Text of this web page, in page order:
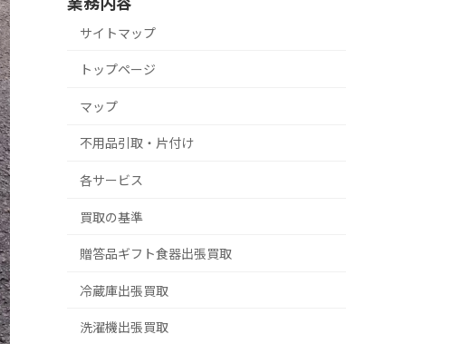
サイトマップ
トップページ
マップ
不用品引取・片付け
各サービス
買取の基準
贈答品ギフト食器出張買取
冷蔵庫出張買取
洗濯機出張買取